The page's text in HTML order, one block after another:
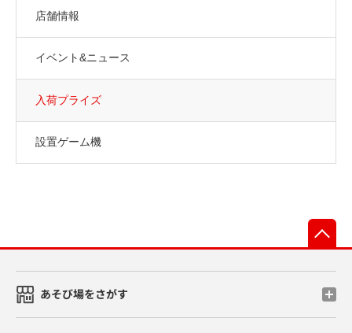
店舗情報
イベント&ニュース
入荷プライズ
設置ゲーム機
あそび場をさがす